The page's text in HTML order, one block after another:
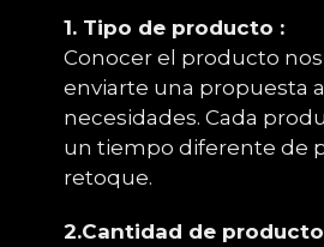
1. Tipo de producto :
Conocer el producto
enviarte una propuesta
necesidades. Cada
un tiempo diferente de
retoque.
2.Cantidad de